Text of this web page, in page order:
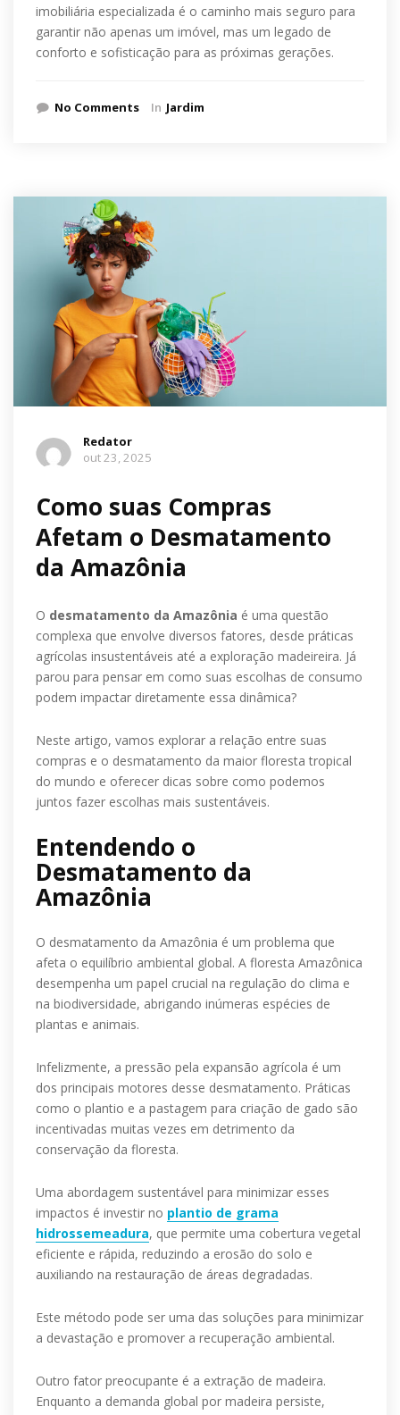
imobiliária especializada é o caminho mais seguro para
garantir não apenas um imóvel, mas um legado de
conforto e sofisticação para as próximas gerações.
No Comments In Jardim
Redator
out 23, 2025
Como suas Compras
Afetam o Desmatamento
da Amazônia
O desmatamento da Amazônia é uma questão
complexa que envolve diversos fatores, desde práticas
agrícolas insustentáveis até a exploração madeireira. Já
parou para pensar em como suas escolhas de consumo
podem impactar diretamente essa dinâmica?
Neste artigo, vamos explorar a relação entre suas
compras e o desmatamento da maior floresta tropical
do mundo e oferecer dicas sobre como podemos
juntos fazer escolhas mais sustentáveis.
Entendendo o
Desmatamento da
Amazônia
O desmatamento da Amazônia é um problema que
afeta o equilíbrio ambiental global. A floresta Amazônica
desempenha um papel crucial na regulação do clima e
na biodiversidade, abrigando inúmeras espécies de
plantas e animais.
Infelizmente, a pressão pela expansão agrícola é um
dos principais motores desse desmatamento. Práticas
como o plantio e a pastagem para criação de gado são
incentivadas muitas vezes em detrimento da
conservação da floresta.
Uma abordagem sustentável para minimizar esses
impactos é investir no plantio de grama
hidrossemeadura, que permite uma cobertura vegetal
eficiente e rápida, reduzindo a erosão do solo e
auxiliando na restauração de áreas degradadas.
Este método pode ser uma das soluções para minimizar
a devastação e promover a recuperação ambiental.
Outro fator preocupante é a extração de madeira.
Enquanto a demanda global por madeira persiste,